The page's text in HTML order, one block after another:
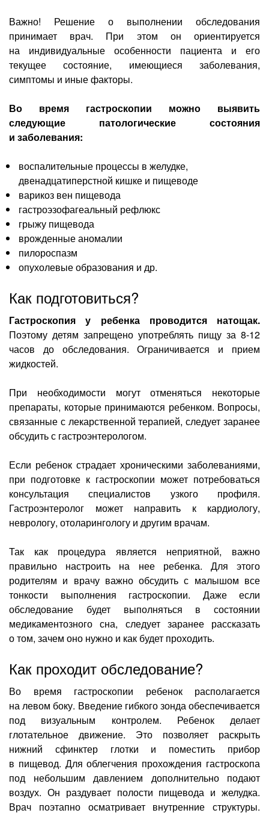
Важно! Решение о выполнении обследования
принимает врач. При этом он ориентируется
на индивидуальные особенности пациента и его
текущее состояние, имеющиеся заболевания,
симптомы и иные факторы.
Во время гастроскопии можно выявить
следующие патологические состояния
и заболевания:
воспалительные процессы в желудке,
двенадцатиперстной кишке и пищеводе
варикоз вен пищевода
гастроэзофагеальный рефлюкс
грыжу пищевода
врожденные аномалии
пилороспазм
опухолевые образования и др.
Как подготовиться?
Гастроскопия у ребенка проводится натощак.
Поэтому детям запрещено употреблять пищу за 8-12
часов до обследования. Ограничивается и прием
жидкостей.
При необходимости могут отменяться некоторые
препараты, которые принимаются ребенком. Вопросы,
связанные с лекарственной терапией, следует заранее
обсудить с гастроэнтерологом.
Если ребенок страдает хроническими заболеваниями,
при подготовке к гастроскопии может потребоваться
консультация специалистов узкого профиля.
Гастроэнтеролог может направить к кардиологу,
неврологу, отоларингологу и другим врачам.
Так как процедура является неприятной, важно
правильно настроить на нее ребенка. Для этого
родителям и врачу важно обсудить с малышом все
тонкости выполнения гастроскопии. Даже если
обследование будет выполняться в состоянии
медикаментозного сна, следует заранее рассказать
о том, зачем оно нужно и как будет проходить.
Как проходит обследование?
Во время гастроскопии ребенок располагается
на левом боку. Введение гибкого зонда обеспечивается
под визуальным контролем. Ребенок делает
глотательное движение. Это позволяет раскрыть
нижний сфинктер глотки и поместить прибор
в пищевод. Для облегчения прохождения гастроскопа
под небольшим давлением дополнительно подают
воздух. Он раздувает полости пищевода и желудка.
Врач поэтапно осматривает внутренние структуры.